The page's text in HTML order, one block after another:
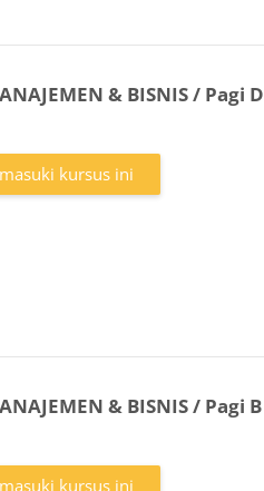
& BISNIS / Pagi D
kursus ini
& BISNIS / Pagi B
kursus ini